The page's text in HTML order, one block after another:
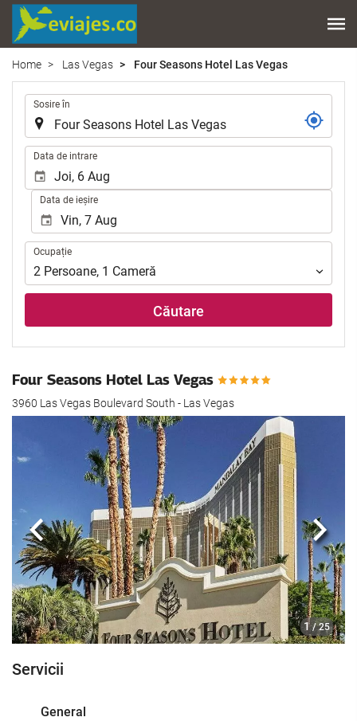
Home Las Vegas Four Seasons Hotel Las Vegas
Sosire în
Data de intrare
Data de ieșire
Ocupație
Ocupație
2 Persoane, 1 Cameră
Căutare
Four Seasons Hotel Las Vegas
3960 Las Vegas Boulevard South - Las Vegas
1 / 25
Anterioară
Servicii
General